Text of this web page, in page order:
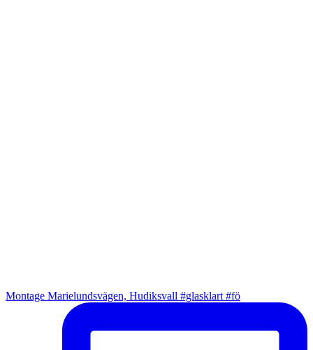
Montage Marielundsvägen, Hudiksvall #glasklart #fö